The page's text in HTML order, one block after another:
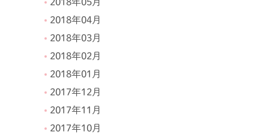
2018年04月
2018年03月
2018年02月
2018年01月
2017年12月
2017年11月
2017年10月